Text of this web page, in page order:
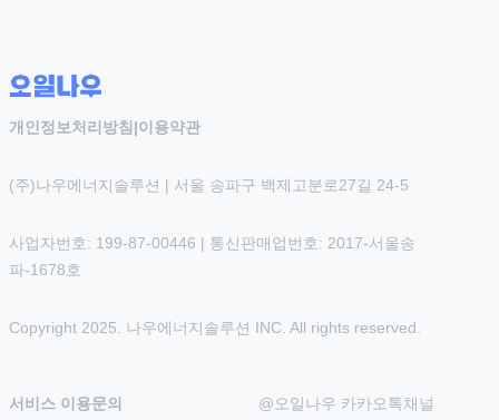
개인정보처리방침 |이용약관
(주)나우에너지솔루션 | 서울 송파구 백제고분로27길 24-5
사업자번호: 199-87-00446 | 통신판매업번호: 2017-서울송
파-1678호
Copyright 2025. 나우에너지솔루션 INC. All rights reserved.
서비스 이용문의 @오일나우 카카오톡채널